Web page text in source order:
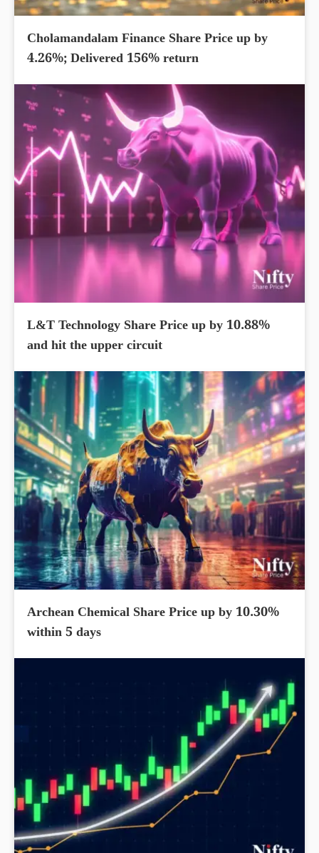
Cholamandalam Finance Share Price up by
4.26%; Delivered 156% return
L&T Technology Share Price up by 10.88%
and hit the upper circuit
Archean Chemical Share Price up by 10.30%
within 5 days